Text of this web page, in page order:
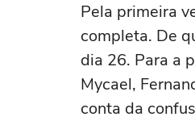
Pela primeira
completa. De
dia 26. Para a
Mycael,
conta da